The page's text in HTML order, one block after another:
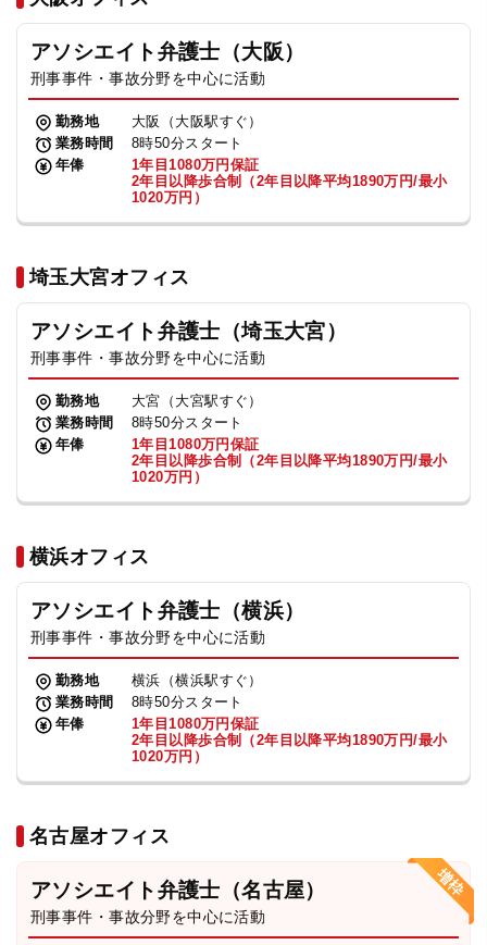
アソシエイト弁護士（大阪）
刑事事件・事故分野を中心に活動
勤務地
大阪（大阪駅すぐ）
業務時間
8時50分スタート
年俸
1年目1080万円保証
2年目以降歩合制（2年目以降平均1890万円/最小
1020万円）
埼玉大宮オフィス
アソシエイト弁護士（埼玉大宮）
刑事事件・事故分野を中心に活動
勤務地
大宮（大宮駅すぐ）
業務時間
8時50分スタート
年俸
1年目1080万円保証
2年目以降歩合制（2年目以降平均1890万円/最小
1020万円）
横浜オフィス
アソシエイト弁護士（横浜）
刑事事件・事故分野を中心に活動
勤務地
横浜（横浜駅すぐ）
業務時間
8時50分スタート
年俸
1年目1080万円保証
2年目以降歩合制（2年目以降平均1890万円/最小
1020万円）
名古屋オフィス
アソシエイト弁護士（名古屋）
刑事事件・事故分野を中心に活動
プライバシーポリシー 利用規約
TikTok受賞 定義集 動画集